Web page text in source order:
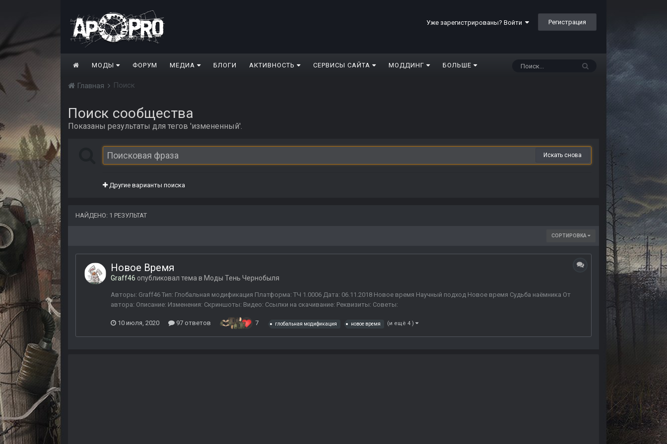
Уже зарегистрированы? Войти Регистрация
МОДЫ ФОРУМ МЕДИА БЛОГИ АКТИВНОСТЬ СЕРВИСЫ САЙТА МОДДИНГ БОЛЬШЕ
Главная Поиск
Поиск сообщества
Показаны результаты для тегов 'измененный'.
Искать снова
Другие варианты поиска
НАЙДЕНО: 1 РЕЗУЛЬТАТ
СОРТИРОВКА
Новое Время
Graff46 опубликовал тема в Моды Тень Чернобыля
Авторы: Graff46 Тип: Глобальная модификация Платформа: ТЧ 1.0006 Дата: 06.11.2018 Новое время Научный подход Новое время Судьба наёмника От
автора: Описание: Изменения: Скриншоты: Видео: Ссылки на скачивание: Реквизиты: Советы:
10 июля, 2020 97 ответов 7 глобальная модификация новое время (и ещё 4 )